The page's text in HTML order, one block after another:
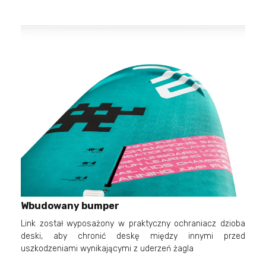
Wbudowany bumper
Link został wyposażony w praktyczny ochraniacz dzioba
deski, aby chronić deskę między innymi przed
uszkodzeniami wynikającymi z uderzeń żagla